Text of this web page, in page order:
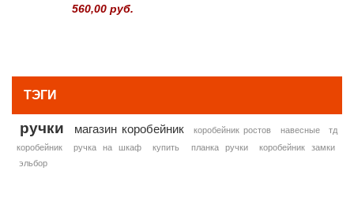
560,00 руб.
ТЭГИ
ручки магазин коробейник коробейник ростов навесные
тд
коробейник
ручка на шкаф купить планка ручки
коробейник замки
эльбор